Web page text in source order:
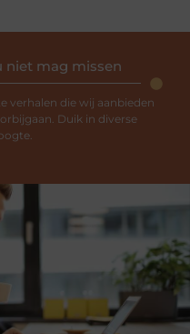
niet mag missen
verhalen die wij aanbieden
Duik in diverse